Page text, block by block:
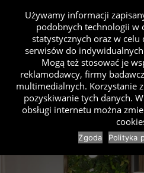
Używamy informacji
podobnych technologii w
statystycznych oraz w celu
serwisów do
Mogą też stosować je
reklamodawcy, firmy
multimedialnych. Korzystanie
pozyskiwanie tych danych.
obsługi internetu można
Zgoda Polityka